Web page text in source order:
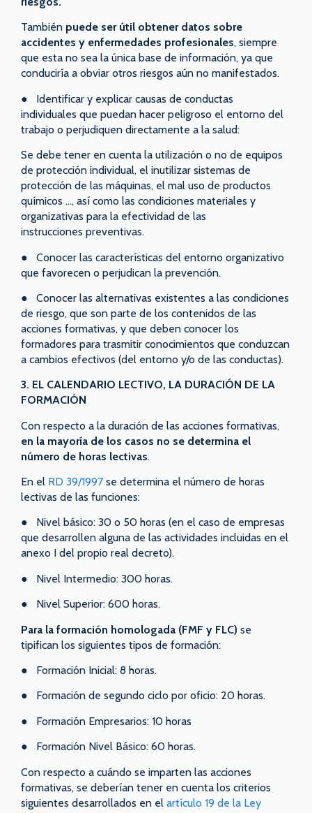
También puede ser útil obtener datos sobre
accidentes y enfermedades profesionales, siempre
que esta no sea la única base de información, ya que
conduciría a obviar otros riesgos aún no manifestados.
● Identificar y explicar causas de conductas
individuales que puedan hacer peligroso el entorno del
trabajo o perjudiquen directamente a la salud:
Se debe tener en cuenta la utilización o no de equipos
de protección individual, el inutilizar sistemas de
protección de las máquinas, el mal uso de productos
químicos …, así como las condiciones materiales y
organizativas para la efectividad de las
instrucciones preventivas.
● Conocer las características del entorno organizativo
que favorecen o perjudican la prevención.
● Conocer las alternativas existentes a las condiciones
de riesgo, que son parte de los contenidos de las
acciones formativas, y que deben conocer los
formadores para trasmitir conocimientos que conduzcan
a cambios efectivos (del entorno y/o de las conductas).
3. EL CALENDARIO LECTIVO, LA DURACIÓN DE LA
FORMACIÓN
Con respecto a la duración de las acciones formativas,
en la mayoría de los casos no se determina el
número de horas lectivas.
En el RD 39/1997 se determina el número de horas
lectivas de las funciones:
● Nivel básico: 30 o 50 horas (en el caso de empresas
que desarrollen alguna de las actividades incluidas en el
anexo I del propio real decreto).
● Nivel Intermedio: 300 horas.
● Nivel Superior: 600 horas.
Para la formación homologada (FMF y FLC) se
tipifican los siguientes tipos de formación:
● Formación Inicial: 8 horas.
● Formación de segundo ciclo por oficio: 20 horas.
● Formación Empresarios: 10 horas
● Formación Nivel Básico: 60 horas.
Con respecto a cuándo se imparten las acciones
formativas, se deberían tener en cuenta los criterios
siguientes desarrollados en el artículo 19 de la Ley